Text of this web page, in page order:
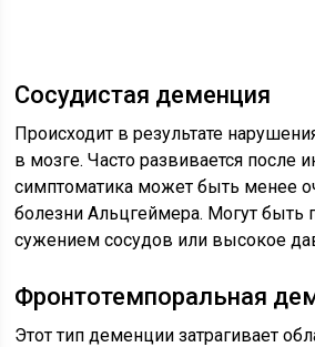
Сосудистая деменция
Происходит в результате
в мозге. Часто развивается после
симптоматика может быть менее
болезни Альцгеймера. Могут быть
сужением сосудов или высокое
Фронтотемпоральная
Этот тип деменции затрагивает